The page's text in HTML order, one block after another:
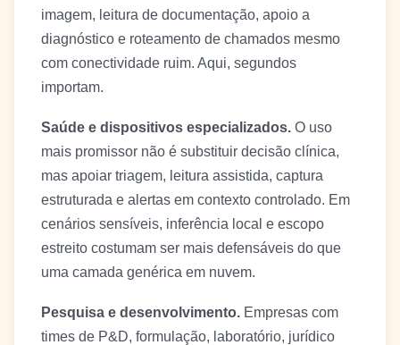
imagem, leitura de documentação, apoio a
diagnóstico e roteamento de chamados mesmo
com conectividade ruim. Aqui, segundos
importam.
Saúde e dispositivos especializados. O uso
mais promissor não é substituir decisão clínica,
mas apoiar triagem, leitura assistida, captura
estruturada e alertas em contexto controlado. Em
cenários sensíveis, inferência local e escopo
estreito costumam ser mais defensáveis do que
uma camada genérica em nuvem.
Pesquisa e desenvolvimento. Empresas com
times de P&D, formulação, laboratório, jurídico